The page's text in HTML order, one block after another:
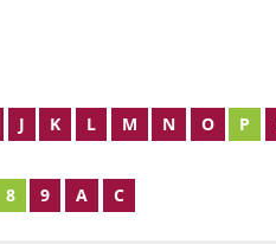
J K L M N O P
8 9 A C